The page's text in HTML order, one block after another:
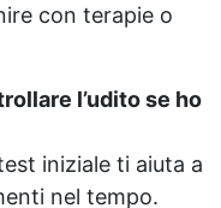
con terapie o
l’udito se ho
iniziale ti aiuta a
nel tempo.